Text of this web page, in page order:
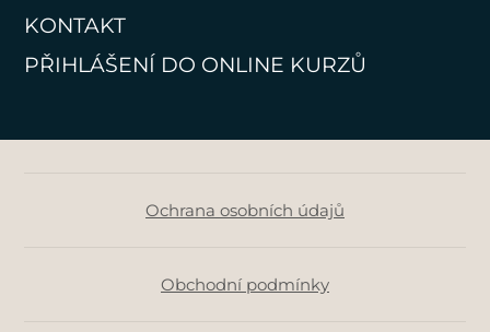
KONTAKT
PŘIHLÁŠENÍ DO ONLINE KURZŮ
Ochrana osobních údajů
Obchodní podmínky